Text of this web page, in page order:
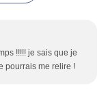
!!!!! je sais que je
pourrais me relire !